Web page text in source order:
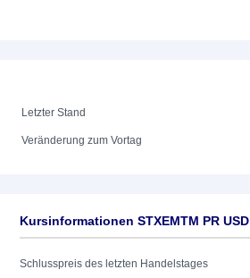
Letzter Stand
Veränderung zum Vortag
Kursinformationen STXEMTM PR USD
Schlusspreis des letzten Handelstages